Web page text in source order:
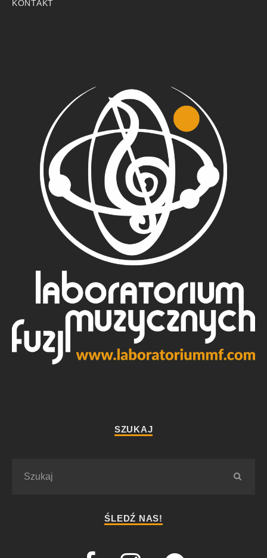
KONTAKT
SZUKAJ
ŚLEDŹ NAS!